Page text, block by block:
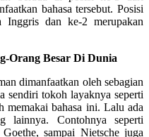
bahasa tersebut. Posisi
Inggris dan ke-2 merupakan
Orang Besar Di Dunia
dimanfaatkan oleh sebagian
sendiri tokoh layaknya seperti
memakai bahasa ini. Lalu ada
lainnya. Contohnya seperti
sampai Nietsche juga